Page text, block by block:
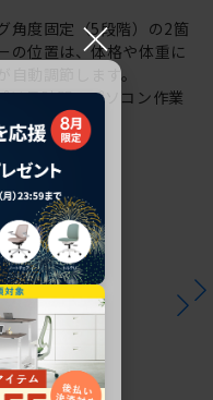
角度固定（5段階）の2箇
の位置は、体格や体重に
動調節します。
は長時間のパソコン作業
ます。
×